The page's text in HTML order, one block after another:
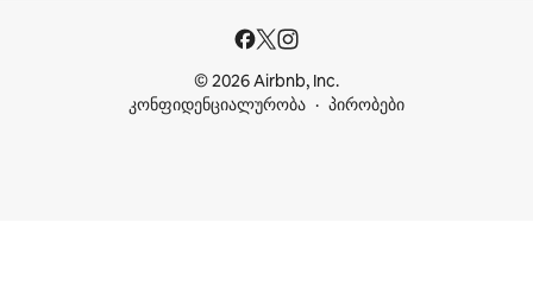
© 2026 Airbnb, Inc.
კონფიდენციალურობა
პირობები